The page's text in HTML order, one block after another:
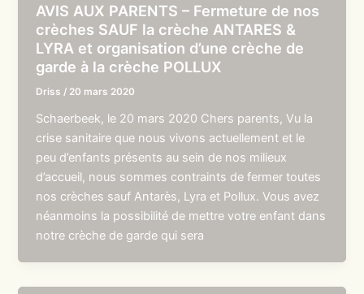
AVIS AUX PARENTS – Fermeture de nos
crèches SAUF la crèche ANTARES &
LYRA et organisation d’une crèche de
garde à la crèche POLLUX
Driss / 20 mars 2020
Schaerbeek, le 20 mars 2020 Chers parents, Vu la
crise sanitaire que nous vivons actuellement et le
peu d’enfants présents au sein de nos milieux
d’accueil, nous sommes contraints de fermer toutes
nos crèches sauf Antarès, Lyra et Pollux. Vous avez
néanmoins la possibilité de mettre votre enfant dans
notre crèche de garde qui sera